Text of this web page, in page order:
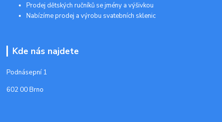
Prodej dětských ručníků se jmény a výšivkou
Nabízíme prodej a výrobu svatebních sklenic
Kde nás najdete
Podnásepní 1
602 00 Brno